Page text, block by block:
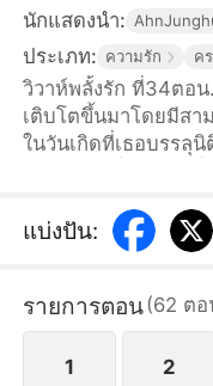
นักแสดงนำ:
ประเภท: ความรัก ค
วิวาห์พลั้งรัก ที่34ตอ
เติบโตขึ้นมาโดยมีสา
ในวันเกิดที่เธอบรรลุ
ทำให้ยูจินค่อยๆ ถูกพี่ช
แหลกสลาย เธอจึงตั
ชายทั้งสามคิดว่ายูจินใ
จนกระทั่งเธอจากไป
แบ่งปัน:
รายการตอน(62 ตอ
1 2